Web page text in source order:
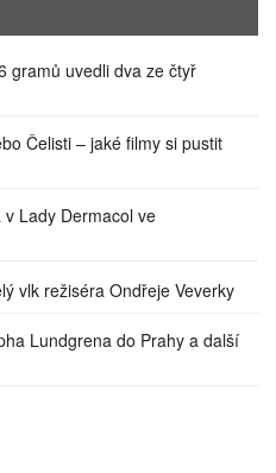
gramů uvedli dva ze čtyř
Čelisti – jaké filmy si pustit
Lady Dermacol ve
vlk režiséra Ondřeje Veverky
Lundgrena do Prahy a další